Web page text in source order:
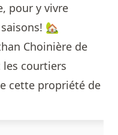
pour y vivre
🏡
Choinière de
les courtiers
cette propriété de